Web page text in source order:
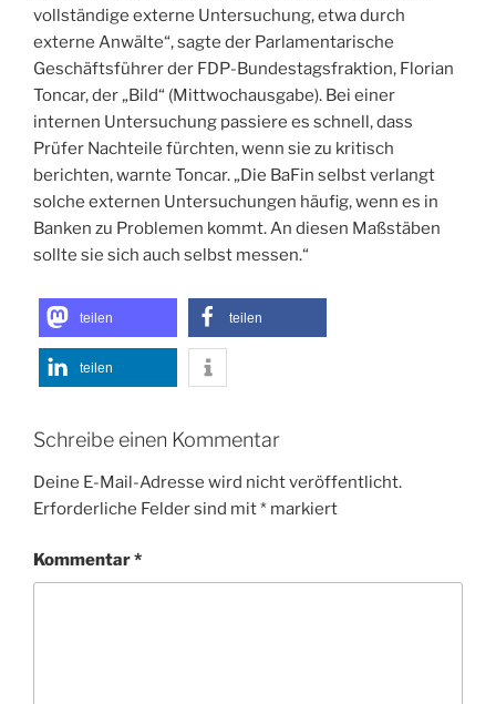
vollständige externe Untersuchung, etwa durch
externe Anwälte“, sagte der Parlamentarische
Geschäftsführer der FDP-Bundestagsfraktion, Florian
Toncar, der „Bild“ (Mittwochausgabe). Bei einer
internen Untersuchung passiere es schnell, dass
Prüfer Nachteile fürchten, wenn sie zu kritisch
berichten, warnte Toncar. „Die BaFin selbst verlangt
solche externen Untersuchungen häufig, wenn es in
Banken zu Problemen kommt. An diesen Maßstäben
sollte sie sich auch selbst messen.“
teilen teilen
teilen
Schreibe einen Kommentar
Deine E-Mail-Adresse wird nicht veröffentlicht.
Erforderliche Felder sind mit* markiert
Kommentar*